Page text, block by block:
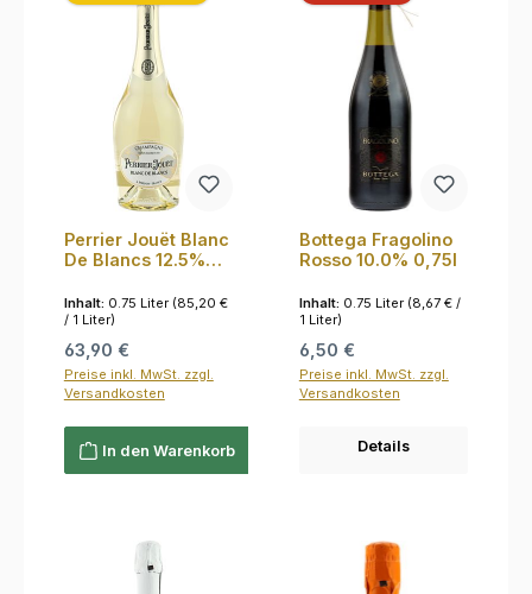
Perrier Jouët Blanc
De Blancs 12.5%
Inhalt: 0.75 Liter (85,20 €
/ 1 Liter)
Regulärer Preis:
63,90 €
Preise inkl. MwSt. zzgl.
Versandkosten
In den Warenkorb
Bottega Fragolino
Rosso 10.0% 0,75l
Inhalt: 0.75 Liter (8,67 € /
1 Liter)
Regulärer Preis:
6,50 €
Preise inkl. MwSt. zzgl.
Versandkosten
Details